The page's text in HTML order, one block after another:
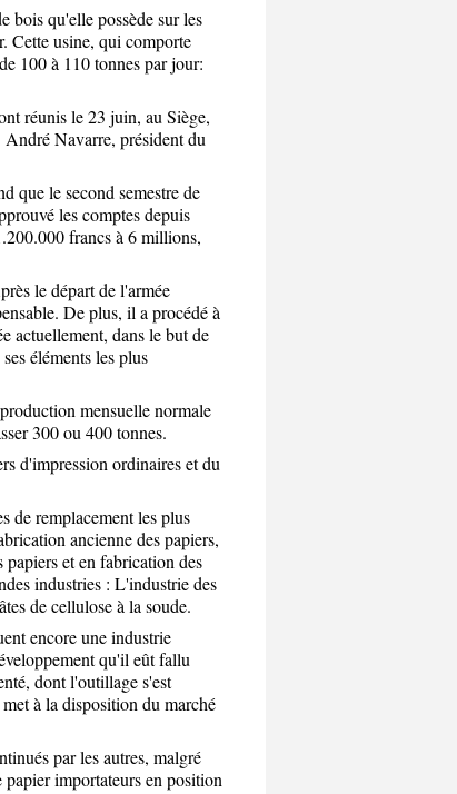
bois qu'elle possède sur les
Cette usine, qui comporte
100 à 110 tonnes par jour:
réunis le 23 juin, au Siège,
Navarre, président du
que le second semestre de
les comptes depuis
francs à 6 millions,
le départ de l'armée
De plus, il a procédé à
actuellement, dans le but de
éléments les plus
mensuelle normale
300 ou 400 tonnes.
d'impression ordinaires et du
de remplacement les plus
ancienne des papiers,
et en fabrication des
industries : L'industrie des
de cellulose à la soude.
encore une industrie
qu'il eût fallu
dont l'outillage s'est
à la disposition du marché
par les autres, malgré
papier importateurs en position